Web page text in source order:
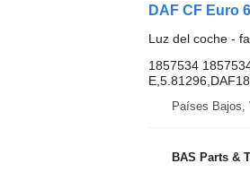
Luz del coche -
1857534
Países Bajos,
BAS Parts &